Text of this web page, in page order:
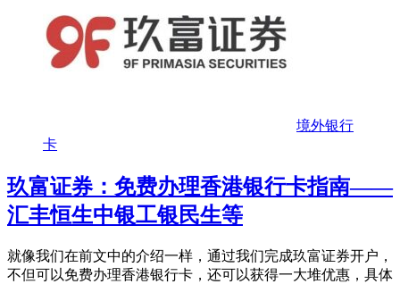
境外银行
卡
玖富证券：免费办理香港银行卡指南——
汇丰恒生中银工银民生等
就像我们在前文中的介绍一样，通过我们完成玖富证券开户，
不但可以免费办理香港银行卡，还可以获得一大堆优惠，具体